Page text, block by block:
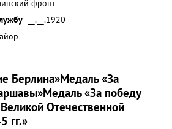
фронт
__.__.1920
Берлина»Медаль «За
Медаль «За победу
Отечественной
гг.»